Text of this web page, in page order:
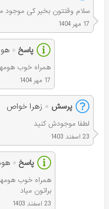
سلام وقتتون بخیر کی موجود
17 مهر 1404
پاسخ
همراه خوب
17 مهر 1404
پرسش زهرا خواص
لطفا موجودش کنید
23 اسفند 1403
پاسخ
همراه خوب
براتون میاد
23 اسفند 1403